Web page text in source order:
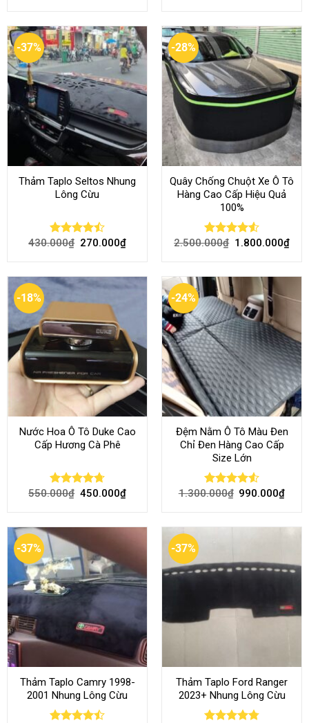
-37%
Thảm Taplo Seltos Nhung
Lông Cừu
Rated
430.000₫ 270.000₫
-28%
Quây Chống Chuột Xe Ô Tô
Hàng Cao Cấp Hiệu Quả
100%
Rated 4.51
2.500.000₫ 1.800.000₫
-18%
Nước Hoa Ô Tô Duke Cao
Cấp Hương Cà Phê
Rated4.70
550.000₫ 450.000₫
-24%
Đệm Nằm Ô Tô Màu Đen
Chỉ Đen Hàng Cao Cấp
Size Lớn
Rated 4.54
1.300.000₫ 990.000₫
-37%
Thảm Taplo Camry 1998-
2001 Nhung Lông Cừu
-37%
Thảm Taplo Ford Ranger
2023+ Nhung Lông Cừu